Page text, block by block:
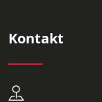
Kontakt